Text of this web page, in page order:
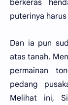
berkeras
puterinya
Dan ia pun
atas tanah.
permainan
pedang
Melihat ini,